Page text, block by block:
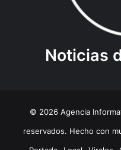
Noticias
© 2026 Agencia
reservados. Hecho con